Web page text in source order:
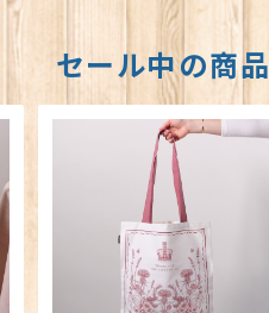
セール中の商品